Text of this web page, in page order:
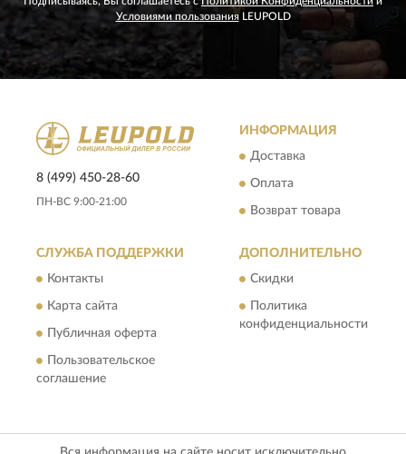
Условиями пользованияLEUPOLD
8 (499) 450-28-60
ПН-ВС 9:00-21:00
ИНФОРМАЦИЯ
Доставка
Оплата
Возврат товара
СЛУЖБА ПОДДЕРЖКИ
Контакты
Карта сайта
Публичная оферта
Пользовательское
соглашение
ДОПОЛНИТЕЛЬНО
Скидки
Политика
конфиденциальности